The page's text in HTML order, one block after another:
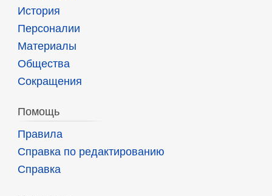
История
Персоналии
Материалы
Общества
Сокращения
Помощь
Правила
Справка по редактированию
Справка